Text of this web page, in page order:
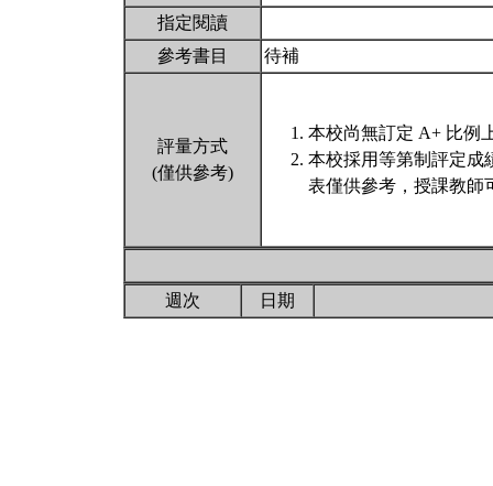
指定閱讀
參考書目
待補
評量方式
(僅供參考)
本校尚無訂定 A+ 比例
本校採用等第制評定成
表僅供參考，授課教師
週次 日期